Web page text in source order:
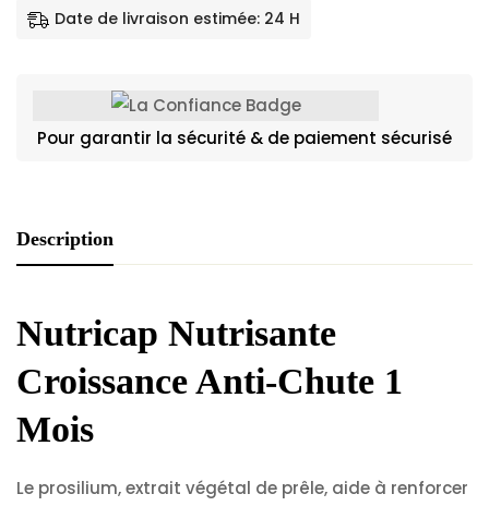
Date de livraison estimée: 24 H
Pour garantir la sécurité & de paiement sécurisé
Description
Nutricap Nutrisante
Croissance Anti-Chute 1
Mois
Le prosilium, extrait végétal de prêle, aide à renforcer